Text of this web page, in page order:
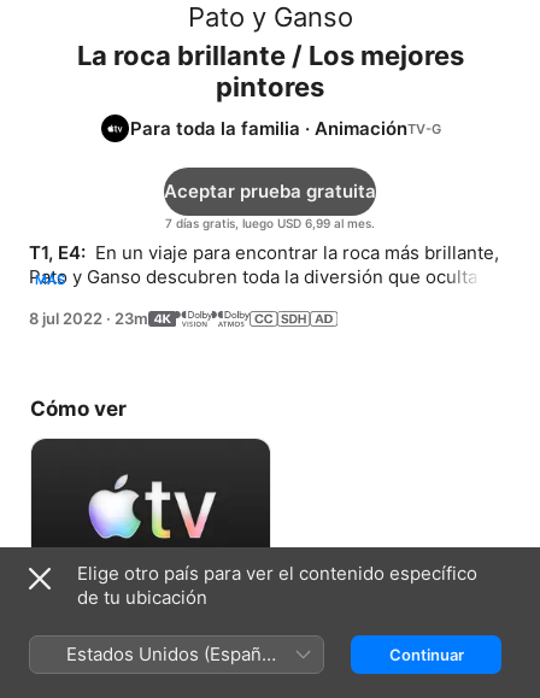
Pato y Ganso
La roca brillante / Los mejores
pintores
Para toda la familia · Animación
7 días gratis, luego USD 6,99 al mes.
Aceptar prueba gratuita
T1, E4: En un viaje para encontrar la roca más brillante,
Pato y Ganso descubren toda la diversión que oculta el
cumpleaños especial para Jilguero.
MÁS
8 jul 2022 · 23m
Cómo ver
7 días gratis, luego USD 6,99 al mes.
Elige otro país para ver el contenido específico
de tu ubicación
Estados Unidos (Español
México)
Continuar